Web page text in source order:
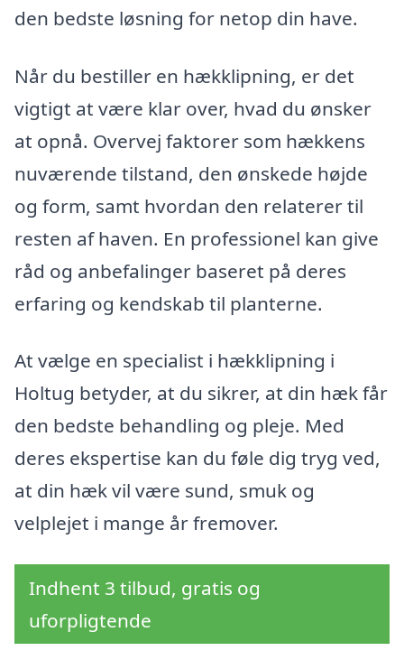
den bedste løsning for netop din have.
Når du bestiller en hækklipning, er det
vigtigt at være klar over, hvad du ønsker
at opnå. Overvej faktorer som hækkens
nuværende tilstand, den ønskede højde
og form, samt hvordan den relaterer til
resten af haven. En professionel kan give
råd og anbefalinger baseret på deres
erfaring og kendskab til planterne.
At vælge en specialist i hækklipning i
Holtug betyder, at du sikrer, at din hæk får
den bedste behandling og pleje. Med
deres ekspertise kan du føle dig tryg ved,
at din hæk vil være sund, smuk og
velplejet i mange år fremover.
Indhent 3 tilbud, gratis og
uforpligtende